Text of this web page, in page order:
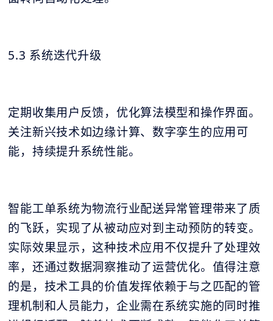
5.3 系统迭代升级
定期收集用户反馈，优化算法模型和操作界面。
关注新兴技术如边缘计算、数字孪生的应用可
能，持续提升系统性能。
智能工单系统为物流行业配送异常管理带来了质
的飞跃，实现了从被动应对到主动预防的转变。
实际效果显示，这种技术应用不仅提升了处理效
率，还通过数据洞察推动了运营优化。值得注意
的是，技术工具的价值发挥依赖于与之匹配的管
理机制和人员能力，企业需在系统实施的同时推